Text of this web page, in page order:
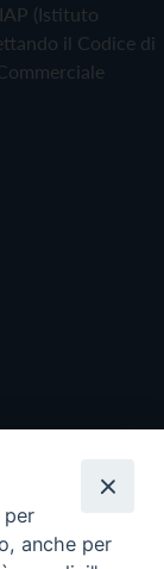
(Istituto
il Codice di
per
anche per